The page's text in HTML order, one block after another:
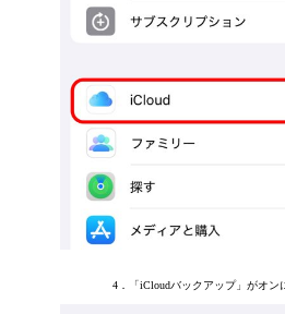
4．「iCloudバックアップ」がオン